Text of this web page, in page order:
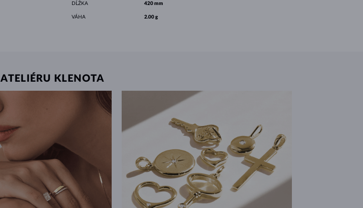
DĹŽKA 420 mm
VÁHA 2.00 g
ATELIÉRU KLENOTA